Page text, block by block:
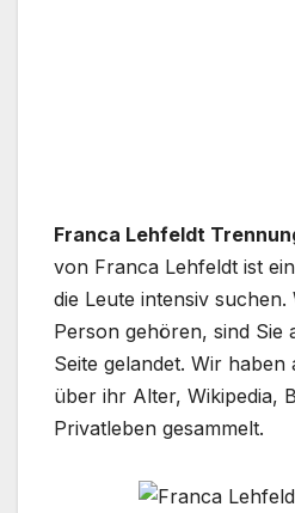
Franca Lehfeldt
von Franca Lehfeldt ist
die Leute intensiv suchen.
Person gehören, sind Sie
Seite gelandet. Wir
über ihr Alter, Wikipedia,
Privatleben gesammelt.